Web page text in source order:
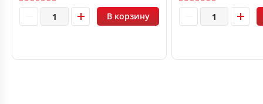
В корзину